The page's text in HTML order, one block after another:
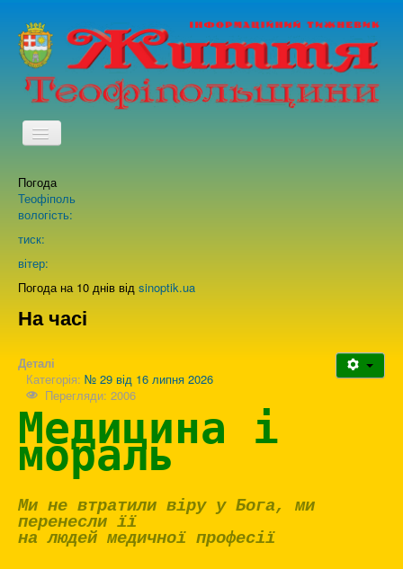
TPL_PROTOSTAR_TOGGLE_MENU
Про нас
Погода
Теофіполь
вологість:
тиск:
вітер:
Погода на 10 днів від sinoptik.ua
На часі
Деталі
Категорія: № 29 від 16 липня 2026
Перегляди: 2006
Медицина і
мораль
Ми не втратили віру у Бога, ми
перенесли її
на людей медичної професії